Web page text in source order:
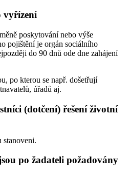
vyřízení
poskytování nebo výše
pojištění je orgán sociálního
do 90 dnů ode dne zahájení
po kterou se např. došetřují
úřadů aj.
(dotčení) řešení životní
stanoveni.
po žadateli požadovány